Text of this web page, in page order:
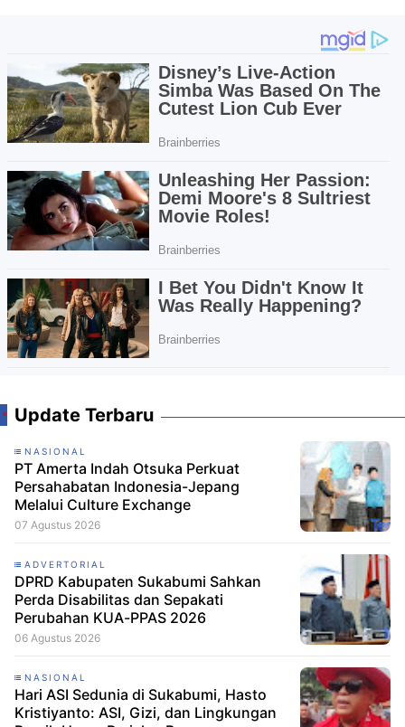
Update Terbaru
NASIONAL
PT Amerta Indah Otsuka Perkuat
Persahabatan Indonesia-Jepang
Melalui Culture Exchange
07 Agustus 2026
ADVERTORIAL
DPRD Kabupaten Sukabumi Sahkan
Perda Disabilitas dan Sepakati
Perubahan KUA-PPAS 2026
06 Agustus 2026
NASIONAL
Hari ASI Sedunia di Sukabumi, Hasto
Kristiyanto: ASI, Gizi, dan Lingkungan